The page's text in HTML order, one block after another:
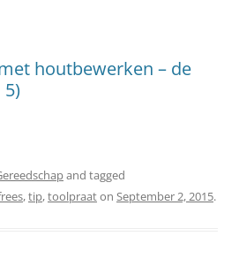
houtbewerken – de
and tagged
,tip,toolpraaton September 2, 2015.